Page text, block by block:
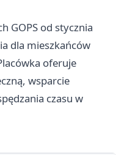
GOPS od stycznia
dla mieszkańców
oferuje
wsparcie
czasu w